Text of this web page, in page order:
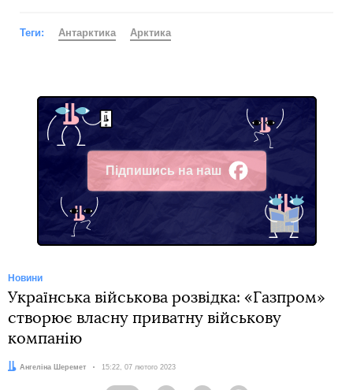
Теги: Антарктика Арктика
Підпишись на наш
Facebook
Новини
Українська військова розвідка: «Газпром»
створює власну приватну військову
компанію
Автор:
Ангеліна Шеремет Дата:
15:22, 07 лютого 2023